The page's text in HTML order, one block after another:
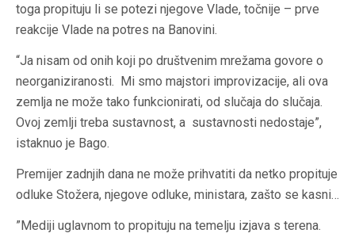
toga propituju li se potezi njegove Vlade, točnije – prve
reakcije Vlade na potres na Banovini.
“Ja nisam od onih koji po društvenim mrežama govore o
neorganiziranosti. Mi smo majstori improvizacije, ali ova
zemlja ne može tako funkcionirati, od slučaja do slučaja.
Ovoj zemlji treba sustavnost, a sustavnosti nedostaje”,
istaknuo je Bago.
Premijer zadnjih dana ne može prihvatiti da netko propituje
odluke Stožera, njegove odluke, ministara, zašto se kasni…
”Mediji uglavnom to propituju na temelju izjava s terena.